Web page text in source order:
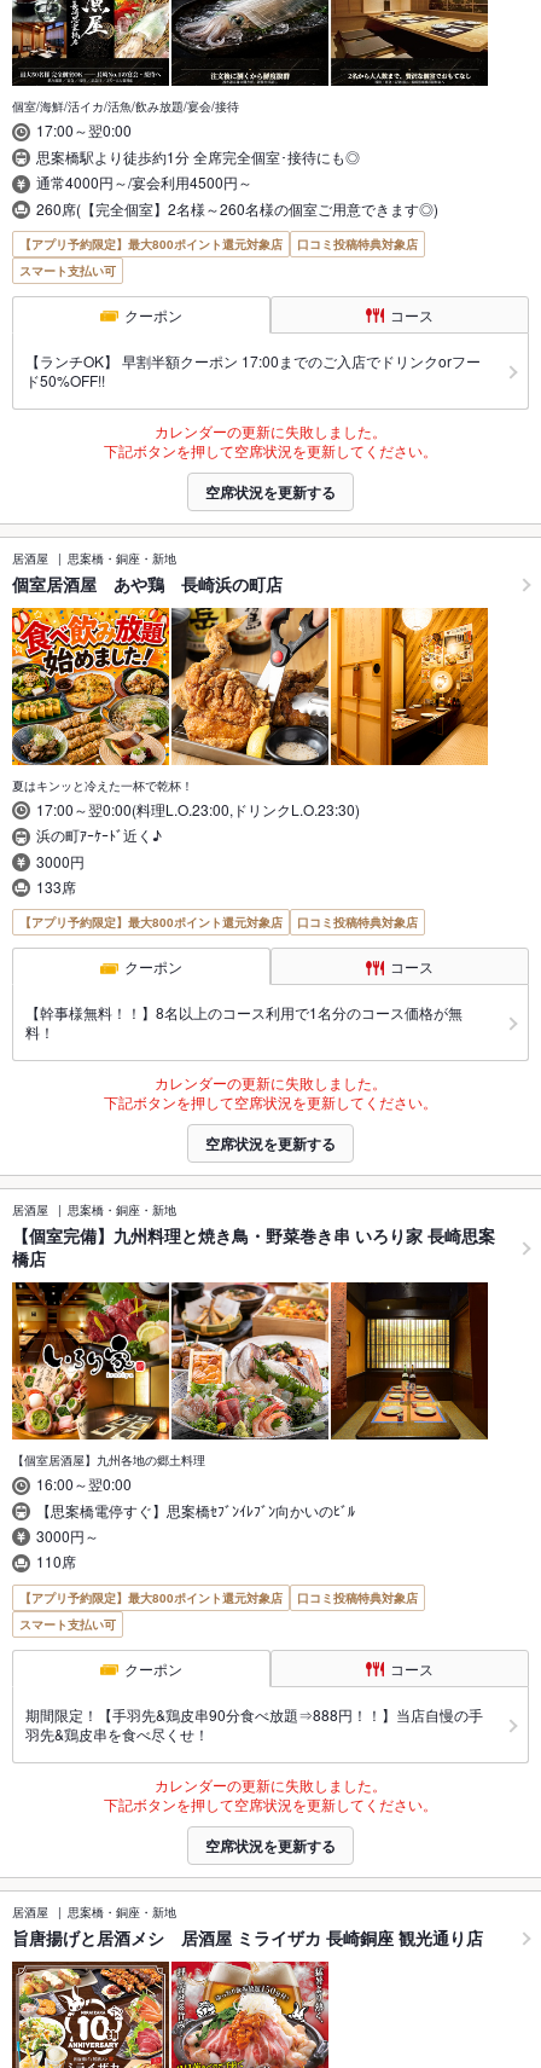
個室/海鮮/活イカ/活魚/飲み放題/宴会/接待
17:00～翌0:00
思案橋駅より徒歩約1分 全席完全個室･接待にも◎
通常4000円～/宴会利用4500円～
260席(【完全個室】2名様～260名様の個室ご用意できます◎)
【アプリ予約限定】最大800ポイント還元対象店
口コミ投稿特典対象店
スマート支払い可
クーポン コース
【ランチOK】 早割半額クーポン 17:00までのご入店でドリンクorフー
ド50%OFF!!
カレンダーの更新に失敗しました。
下記ボタンを押して空席状況を更新してください。
空席状況を更新する
居酒屋 思案橋・銅座・新地
個室居酒屋 あや鶏 長崎浜の町店
夏はキンッと冷えた一杯で乾杯！
17:00～翌0:00(料理L.O.23:00,ドリンクL.O.23:30)
浜の町ｱｰｹｰﾄﾞ近く♪
3000円
133席
【アプリ予約限定】最大800ポイント還元対象店 口コミ投稿特典対象店
クーポン コース
【幹事様無料！！】8名以上のコース利用で1名分のコース価格が無
料！
カレンダーの更新に失敗しました。
下記ボタンを押して空席状況を更新してください。
空席状況を更新する
居酒屋 思案橋・銅座・新地
【個室完備】九州料理と焼き鳥・野菜巻き串 いろり家 長崎思案
橋店
【個室居酒屋】九州各地の郷土料理
16:00～翌0:00
【思案橋電停すぐ】思案橋ｾﾌﾞﾝｲﾚﾌﾞﾝ向かいのﾋﾞﾙ
3000円～
110席
【アプリ予約限定】最大800ポイント還元対象店
口コミ投稿特典対象店
スマート支払い可
クーポン コース
期間限定！【手羽先&鶏皮串90分食べ放題⇒888円！！】当店自慢の手
羽先&鶏皮串を食べ尽くせ！
カレンダーの更新に失敗しました。
下記ボタンを押して空席状況を更新してください。
空席状況を更新する
居酒屋 思案橋・銅座・新地
旨唐揚げと居酒メシ 居酒屋 ミライザカ 長崎銅座 観光通り店